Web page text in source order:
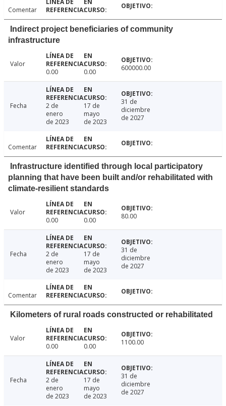
Comentar
Indirect project beneficiaries of community
infrastructure
Valor
0.00
0.00 600000.00
Fecha
2 de
enero
de 2023
17 de
mayo
de 2023
31 de
diciembre
de 2027
Comentar
Infrastructure identified through local participatory
planning that have been built and/or rehabilitated with
climate-resilient standards
Valor
0.00
0.00 80.00
Fecha
2 de
enero
de 2023
17 de
mayo
de 2023
31 de
diciembre
de 2027
Comentar
Kilometers of rural roads constructed or rehabilitated
Valor
0.00
0.00 1100.00
Fecha
2 de
enero
de 2023
17 de
mayo
de 2023
31 de
diciembre
de 2027